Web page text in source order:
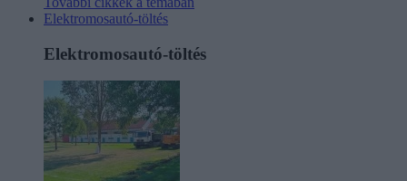
Elektromosautó-töltés
Elektromosautó-töltés